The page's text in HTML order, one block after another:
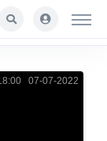
07-07-2022